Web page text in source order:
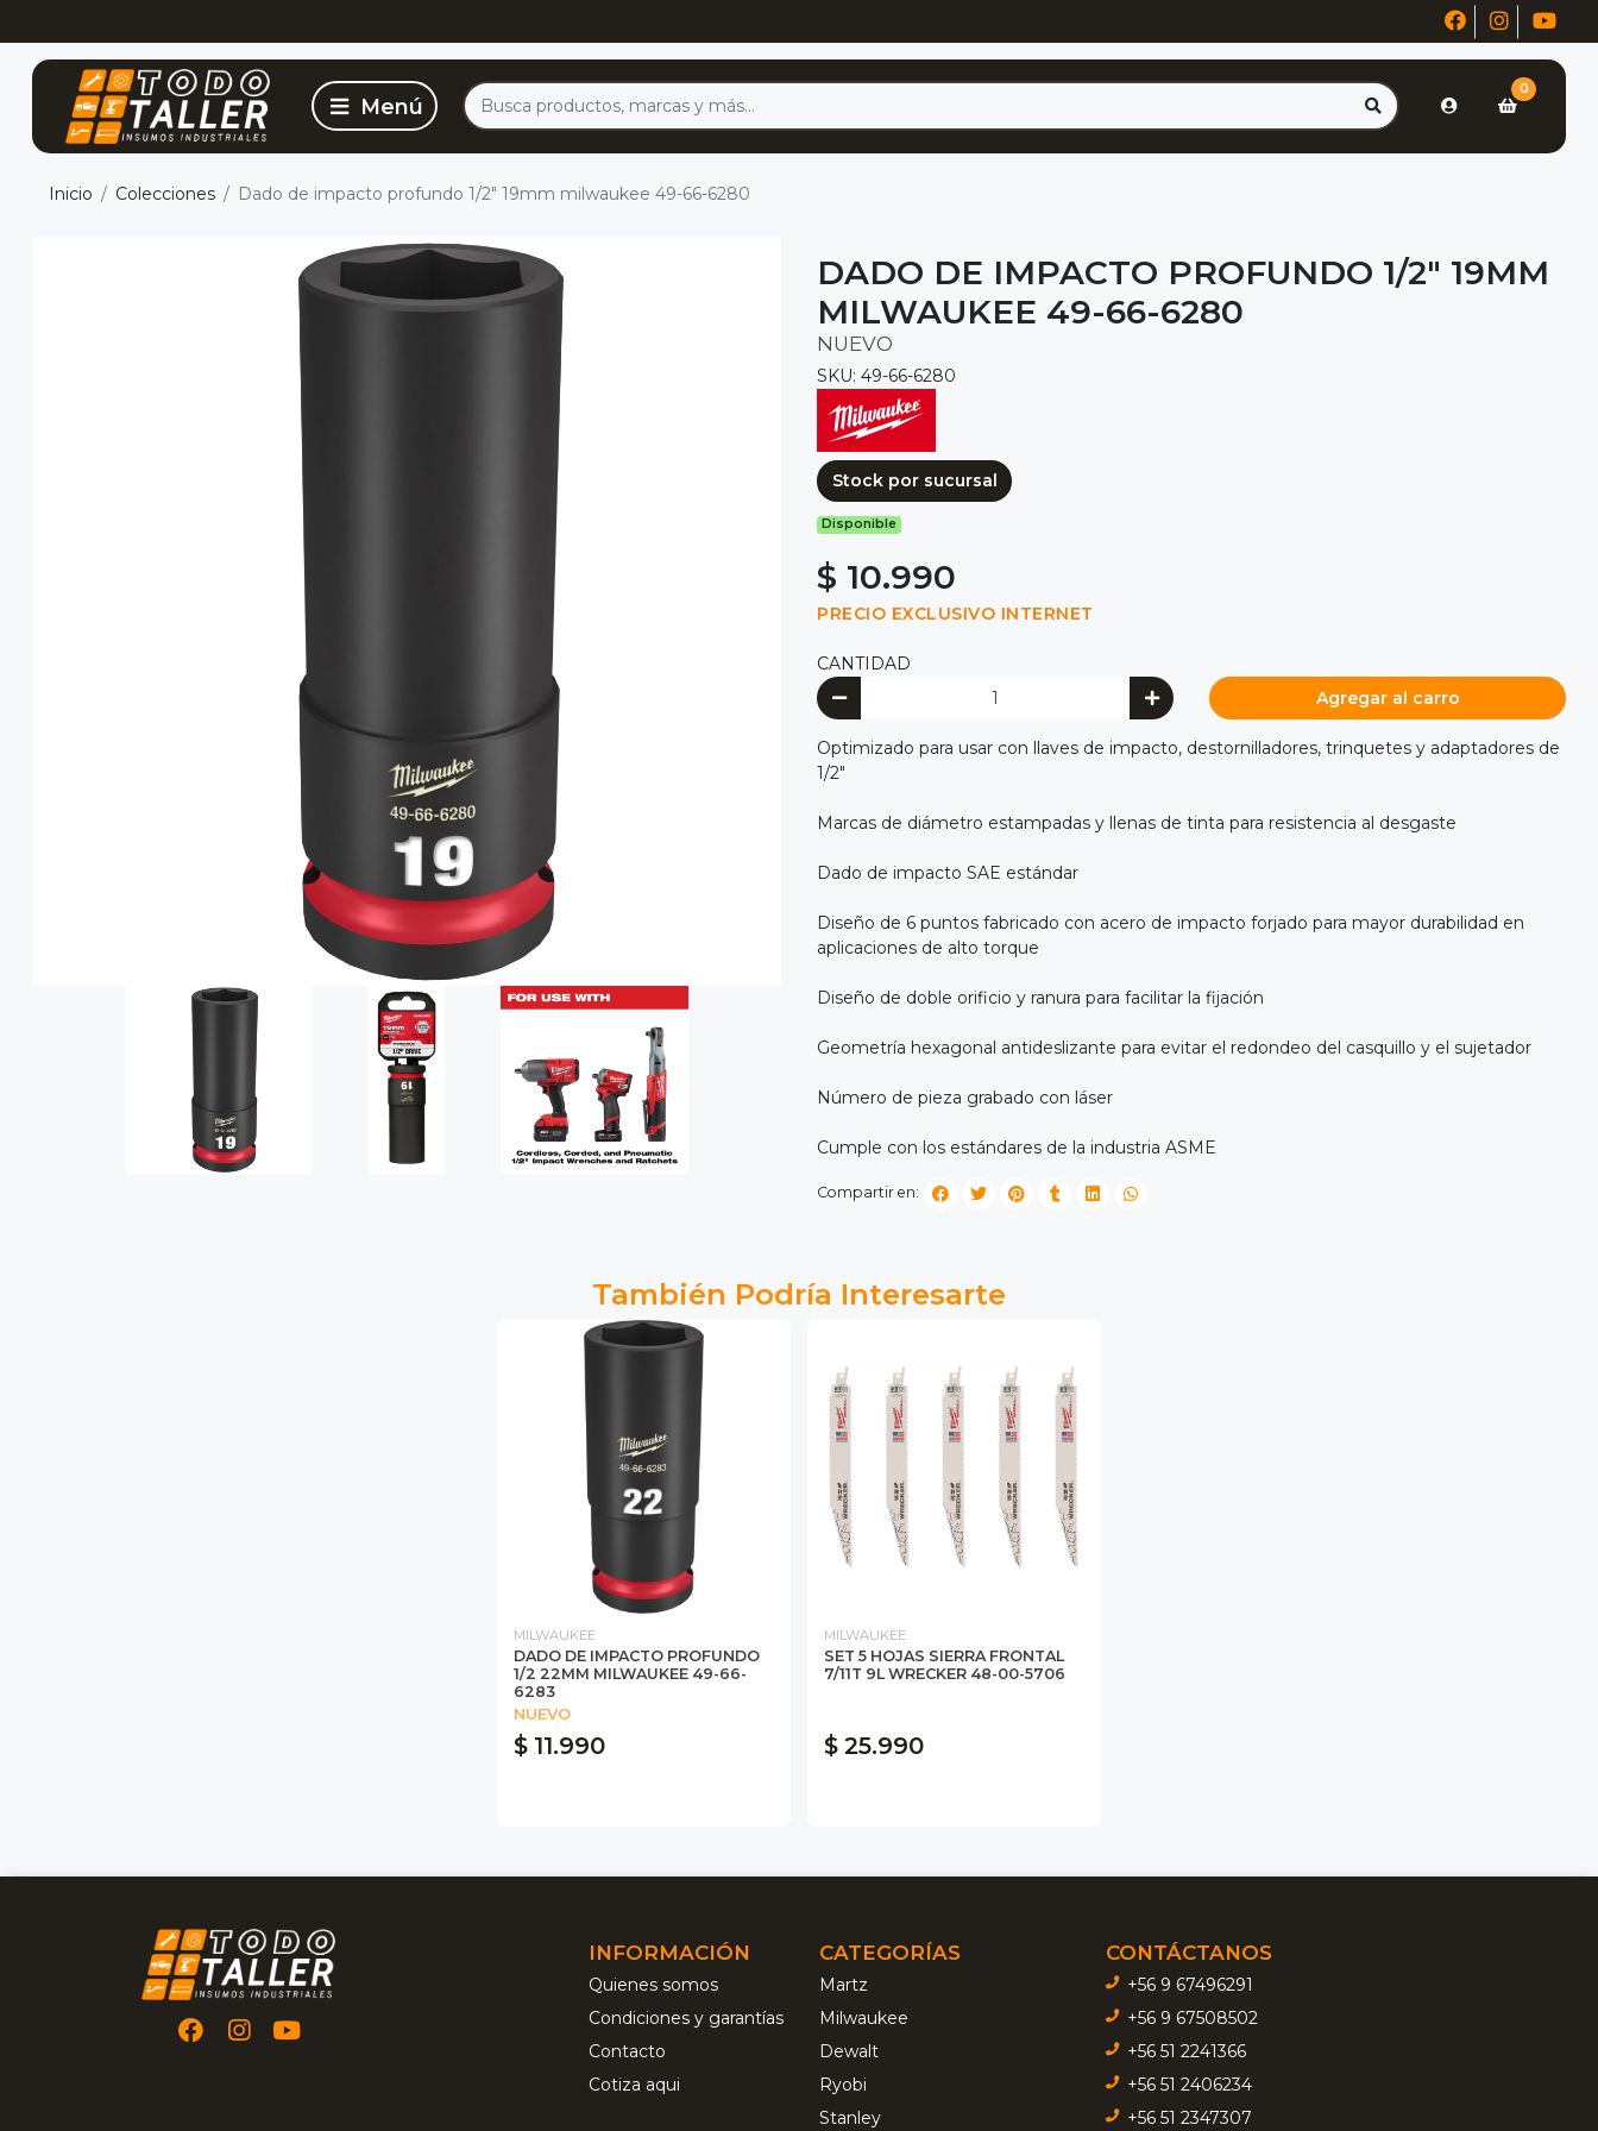
0
Inicio Colecciones Dado de impacto profundo 1/2" 19mm milwaukee 49-66-6280
DADO DE IMPACTO PROFUNDO 1/2" 19MM
MILWAUKEE 49-66-6280
NUEVO
SKU: 49-66-6280
Stock por sucursal
Disponible
$ 10.990
PRECIO EXCLUSIVO INTERNET
CANTIDAD
Agregar al carro
Optimizado para usar con llaves de impacto, destornilladores, trinquetes y adaptadores de
1/2"
Marcas de diámetro estampadas y llenas de tinta para resistencia al desgaste
Dado de impacto SAE estándar
Diseño de 6 puntos fabricado con acero de impacto forjado para mayor durabilidad en
aplicaciones de alto torque
Diseño de doble orificio y ranura para facilitar la fijación
Geometría hexagonal antideslizante para evitar el redondeo del casquillo y el sujetador
Número de pieza grabado con láser
Cumple con los estándares de la industria ASME
Compartir en:
También Podría Interesarte
MILWAUKEE
DADO DE IMPACTO PROFUNDO
1/2 22MM MILWAUKEE 49-66-
6283
NUEVO
$ 11.990
MILWAUKEE
SET 5 HOJAS SIERRA FRONTAL
7/11T 9L WRECKER 48-00-5706
$ 25.990
INFORMACIÓN
Quienes somos
Condiciones y garantías
Contacto
Cotiza aqui
CATEGORÍAS
Martz
Milwaukee
Dewalt
Ryobi
Stanley
CONTÁCTANOS
+56 9 67496291
+56 9 67508502
+56 51 2241366
+56 51 2406234
+56 51 2347307